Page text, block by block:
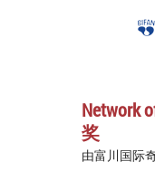
Network
奖
由富川国际